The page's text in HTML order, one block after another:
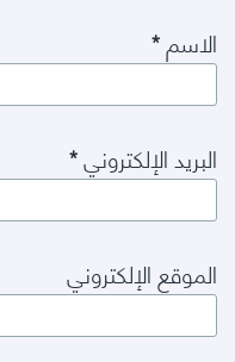
الاسم*
البريد الإلكتروني*
الموقع الإلكتروني